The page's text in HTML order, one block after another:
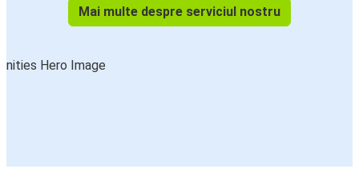
Mai multe despre serviciul nostru